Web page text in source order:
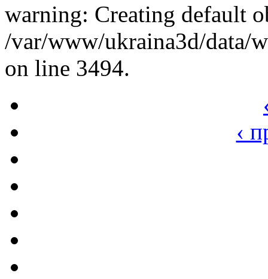
warning: Creating default
/var/www/ukraina3d/data/
on line 3494.
‹